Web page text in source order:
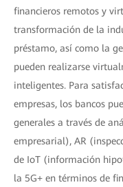
financieros remotos y
transformación de la
préstamo, así como la
pueden realizarse
inteligentes. Para
empresas, los bancos
generales a través de
empresarial), AR
de IoT (información
la 5G+ en términos de